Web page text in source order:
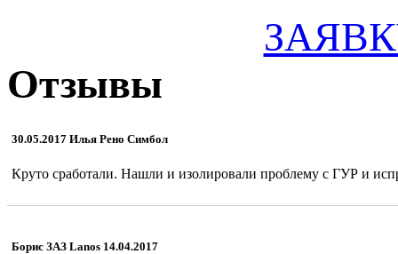
Отзывы
30.05.2017 Илья Рено Симбол
Круто сработали. Нашли и изолировали проблему с ГУР и
Борис ЗАЗ Lanos 14.04.2017